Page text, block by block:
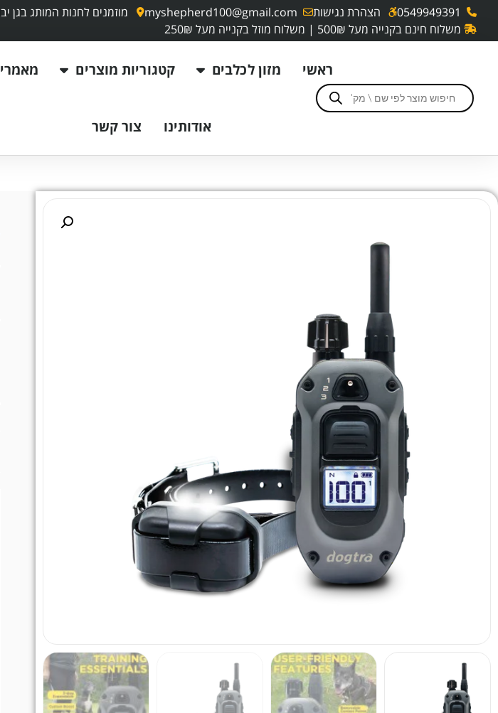
0549949391 הצהרת נגישות myshepherd100@gmail.com
מוזמנים לחנות המותג בגן
משלוח חינם בקנייה מעל 500₪ | משלוח מוזל בקנייה מעל 250₪
ראשי מזון לכלבים קטגוריות מוצרים
אודותינו צור קשר